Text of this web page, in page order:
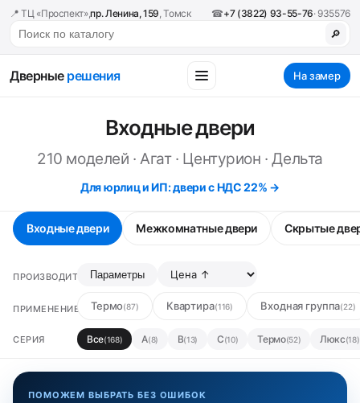
📍 ТЦ «Проспект»,пр. Ленина, 159, Томск ☎+7 (3822) 93-55-76· 935576
🔎
Дверные решения На замер
Входные двери
210 моделей · Агат · Центурион · Дельта
Для юрлиц и ИП: двери с НДС 22% →
Входные двери Межкомнатные двери Скрытые
ПРОИЗВОДИТЕЛЬПараметры
ПРИМЕНЕНИЕ Термо(87) Квартира(116) Входная группа(22)
СЕРИЯ Все(168) А(8) В(13) С(10) Термо(52) Люкс(18)
ПОМОЖЕМ ВЫБРАТЬ БЕЗ ОШИБОК